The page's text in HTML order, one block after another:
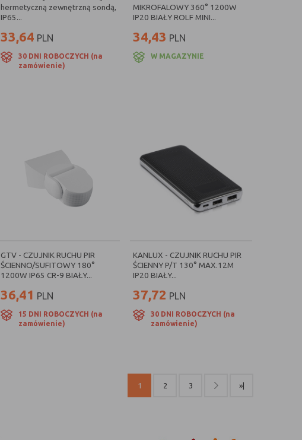
hermetyczną zewnętrzną sondą,
IP65...
33,64 PLN
30 DNI ROBOCZYCH (na
zamówienie)
MIKROFALOWY 360° 1200W
IP20 BIAŁY ROLF MINI...
34,43 PLN
W MAGAZYNIE
GTV - CZUJNIK RUCHU PIR
ŚCIENNO/SUFITOWY 180°
1200W IP65 CR-9 BIAŁY...
36,41 PLN
15 DNI ROBOCZYCH (na
zamówienie)
KANLUX - CZUJNIK RUCHU PIR
ŚCIENNY P/T 130° MAX.12M
IP20 BIAŁY...
37,72 PLN
30 DNI ROBOCZYCH (na
zamówienie)
1 2 3 »|